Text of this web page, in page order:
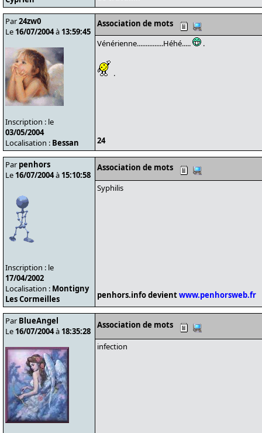
Par24zw0
Le 16/07/2004à 13:59:45
Inscription : le
03/05/2004
Localisation : Bessan
Association de mots
Vénérienne...............Héhé.....
.
.
24
Par penhors
Le 16/07/2004à 15:10:58
Inscription : le
17/04/2002
Localisation : Montigny
Les Cormeilles
Association de mots
Syphilis
penhors.info devientwww.penhorsweb.fr
Par BlueAngel
Le 16/07/2004à 18:35:28
Association de mots
infection